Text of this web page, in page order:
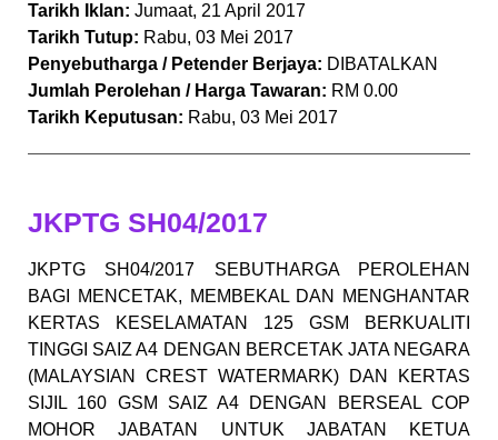
Tarikh Iklan: Jumaat, 21 April 2017
Tarikh Tutup: Rabu, 03 Mei 2017
Penyebutharga / Petender Berjaya: DIBATALKAN
Jumlah Perolehan / Harga Tawaran: RM 0.00
Tarikh Keputusan: Rabu, 03 Mei 2017
JKPTG SH04/2017
JKPTG SH04/2017 SEBUTHARGA PEROLEHAN
BAGI MENCETAK, MEMBEKAL DAN MENGHANTAR
KERTAS KESELAMATAN 125 GSM BERKUALITI
TINGGI SAIZ A4 DENGAN BERCETAK JATA NEGARA
(MALAYSIAN CREST WATERMARK) DAN KERTAS
SIJIL 160 GSM SAIZ A4 DENGAN BERSEAL COP
MOHOR JABATAN UNTUK JABATAN KETUA